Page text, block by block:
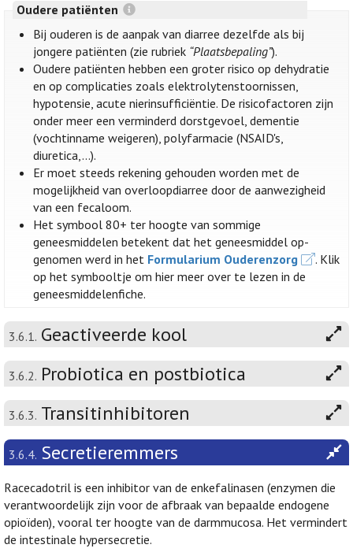
Oudere patiënten
Bij ouderen is de aanpak van diarree dezelfde als bij
jongere patiënten (zie rubriek “Plaatsbepaling”).
Oudere patiënten hebben een groter risico op dehydratie
en op complicaties zoals elektrolytenstoornissen,
hypotensie, acute nierinsufficiëntie. De risicofactoren zijn
onder meer een verminderd dorstgevoel, dementie
(vochtinname weigeren), polyfarmacie (NSAID's,
diuretica,...).
Er moet steeds rekening gehouden worden met de
mogelijkheid van overloopdiarree door de aanwezigheid
van een fecaloom.
Het symbool 80+ ter hoogte van sommige
geneesmiddelen betekent dat het geneesmiddel op-
genomen werd in het Formularium Ouderenzorg
. Klik
op het symbooltje om hier meer over te lezen in de
geneesmiddelenfiche.
3.6.1. Geactiveerde kool
3.6.2. Probiotica en postbiotica
3.6.3. Transitinhibitoren
3.6.4. Secretieremmers
Racecadotril is een inhibitor van de enkefalinasen (enzymen die
verantwoordelijk zijn voor de afbraak van bepaalde endogene
opioïden), vooral ter hoogte van de darmmucosa. Het vermindert
de intestinale hypersecretie.